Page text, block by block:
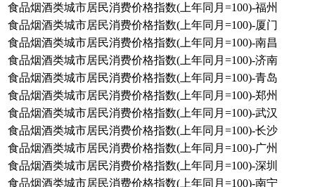
食品烟酒类城市居民消费价格指数(上年同月=100)-福州
食品烟酒类城市居民消费价格指数(上年同月=100)-厦门
食品烟酒类城市居民消费价格指数(上年同月=100)-南昌
食品烟酒类城市居民消费价格指数(上年同月=100)-济南
食品烟酒类城市居民消费价格指数(上年同月=100)-青岛
食品烟酒类城市居民消费价格指数(上年同月=100)-郑州
食品烟酒类城市居民消费价格指数(上年同月=100)-武汉
食品烟酒类城市居民消费价格指数(上年同月=100)-长沙
食品烟酒类城市居民消费价格指数(上年同月=100)-广州
食品烟酒类城市居民消费价格指数(上年同月=100)-深圳
食品烟酒类城市居民消费价格指数(上年同月=100)-南宁